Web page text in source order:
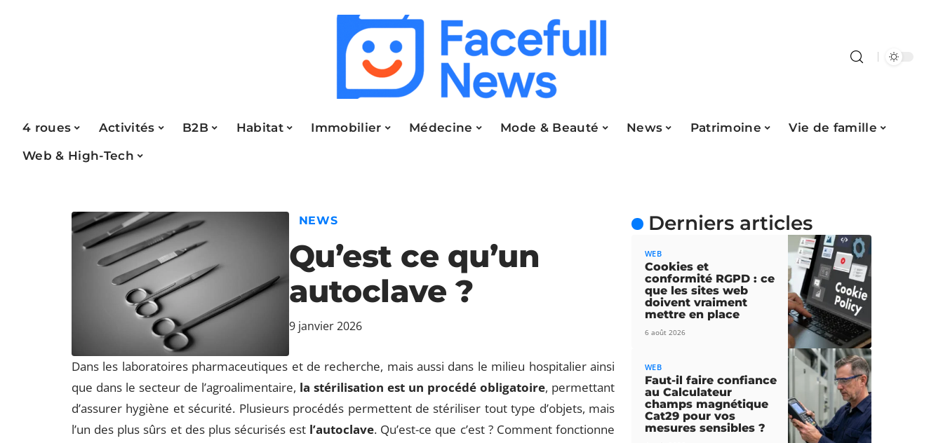
4 roues Activités B2B Habitat Immobilier Médecine Mode & Beauté News Patrimoine
Vie de famille
Web & High-Tech
NEWS
Qu’est ce qu’un
autoclave ?
9 janvier 2026
Dans les laboratoires pharmaceutiques et de recherche, mais aussi dans le milieu hospitalier ainsi
que dans le secteur de l’agroalimentaire, la stérilisation est un procédé obligatoire, permettant
d’assurer hygiène et sécurité. Plusieurs procédés permettent de stériliser tout type d’objets, mais
l’un des plus sûrs et des plus sécurisés est l’autoclave. Qu’est-ce que c’est ? Comment fonctionne
Derniers articles
WEB
Cookies et
conformité RGPD : ce
que les sites web
doivent vraiment
mettre en place
6 août 2026
WEB
Faut-il faire confiance
au Calculateur
champs magnétique
Cat29 pour vos
mesures sensibles ?